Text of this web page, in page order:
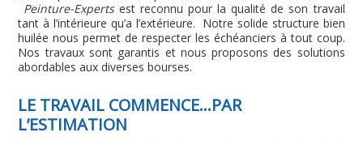
Peinture-Expertsest reconnu pour la qualité de son travail
tant à l’intérieure qu’a l’extérieure. Notre solide structure bien
huilée nous permet de respecter les échéanciers à tout coup.
Nos travaux sont garantis et nous proposons des solutions
abordables aux diverses bourses.
LE TRAVAIL COMMENCE…PAR
L’ESTIMATION